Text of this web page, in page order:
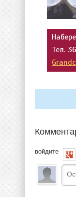
Тел.
войдите